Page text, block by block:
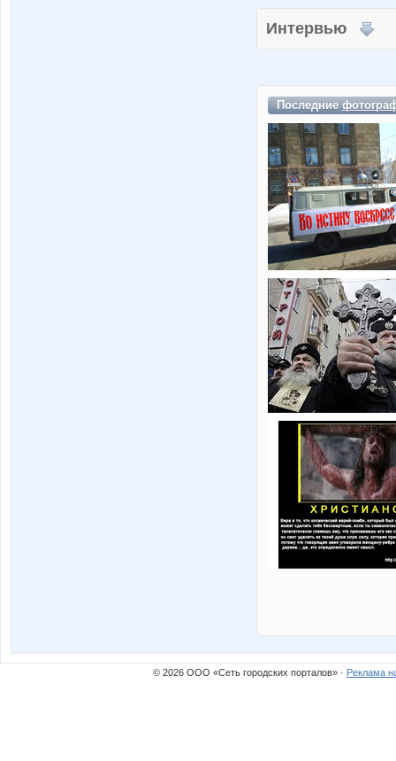
Интервью
Последние
© 2026 ООО «Сеть городских порталов» · Реклама